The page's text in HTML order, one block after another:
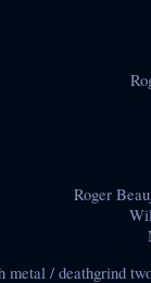
Roger
metal / deathgrind